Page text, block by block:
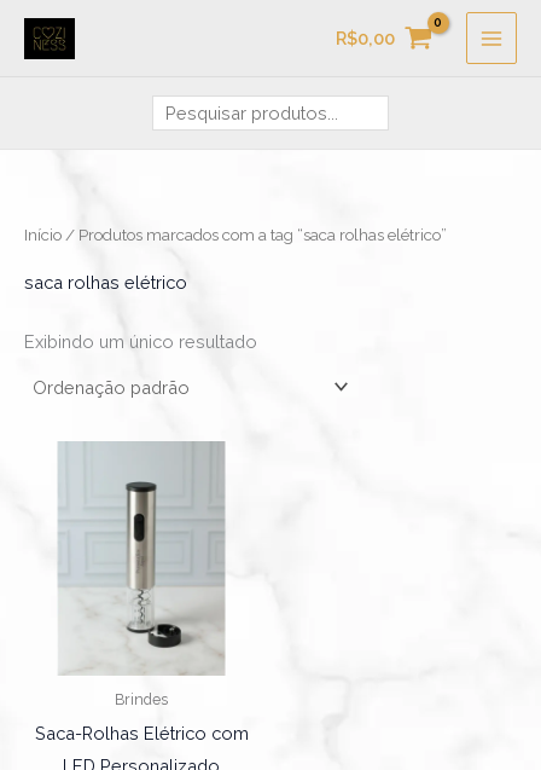
para
R$0,00
Início/ Produtos marcados com a tag “saca rolhas elétrico”
saca rolhas elétrico
Exibindo um único resultado
Brindes
Saca-Rolhas Elétrico com